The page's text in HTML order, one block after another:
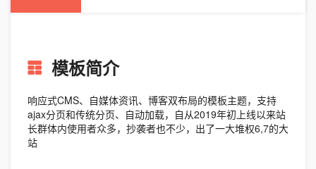
模板简介
响应式CMS、自媒体资讯、博客双布局的模板主题，支持
ajax分页和传统分页、自动加载，自从2019年初上线以来站
长群体内使用者众多，抄袭者也不少，出了一大堆权6,7的大
站